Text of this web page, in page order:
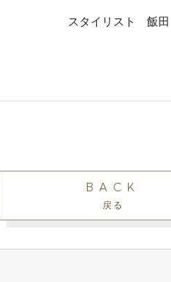
スタイリスト 飯田
BACK
戻る